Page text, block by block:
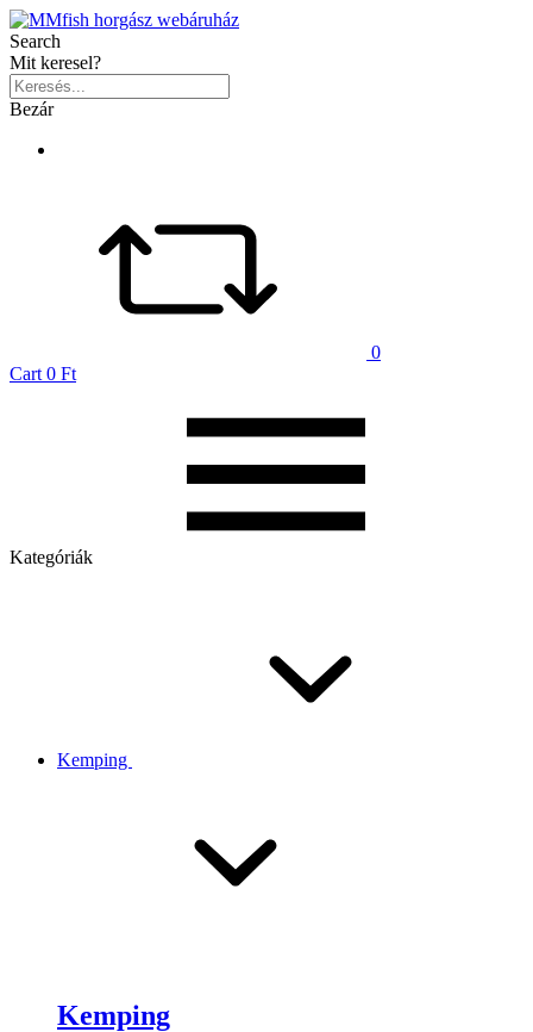
Search
Mit keresel?
Bezár
0
Cart 0 Ft
Kategóriák
Kemping
Kemping